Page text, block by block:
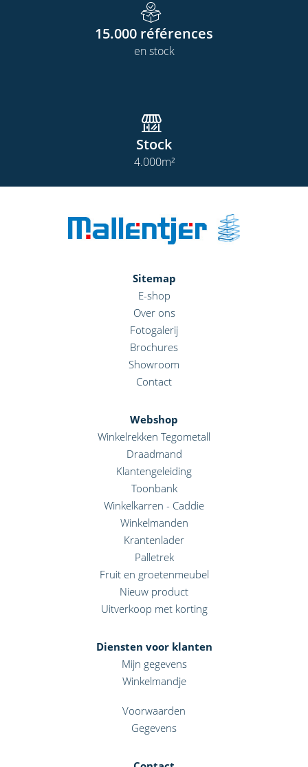
15.000 références
en stock
Stock
4.000m²
Sitemap
E-shop
Over ons
Fotogalerij
Brochures
Showroom
Contact
Webshop
Winkelrekken Tegometall
Draadmand
Klantengeleiding
Toonbank
Winkelkarren - Caddie
Winkelmanden
Krantenlader
Palletrek
Fruit en groetenmeubel
Nieuw product
Uitverkoop met korting
Diensten voor klanten
Mijn gegevens
Winkelmandje
Voorwaarden
Gegevens